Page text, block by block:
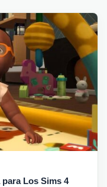
Los Sims 4